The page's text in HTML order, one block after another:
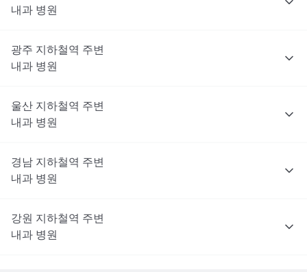
내과 병원
광주 지하철역 주변
내과 병원
울산 지하철역 주변
내과 병원
경남 지하철역 주변
내과 병원
강원 지하철역 주변
내과 병원